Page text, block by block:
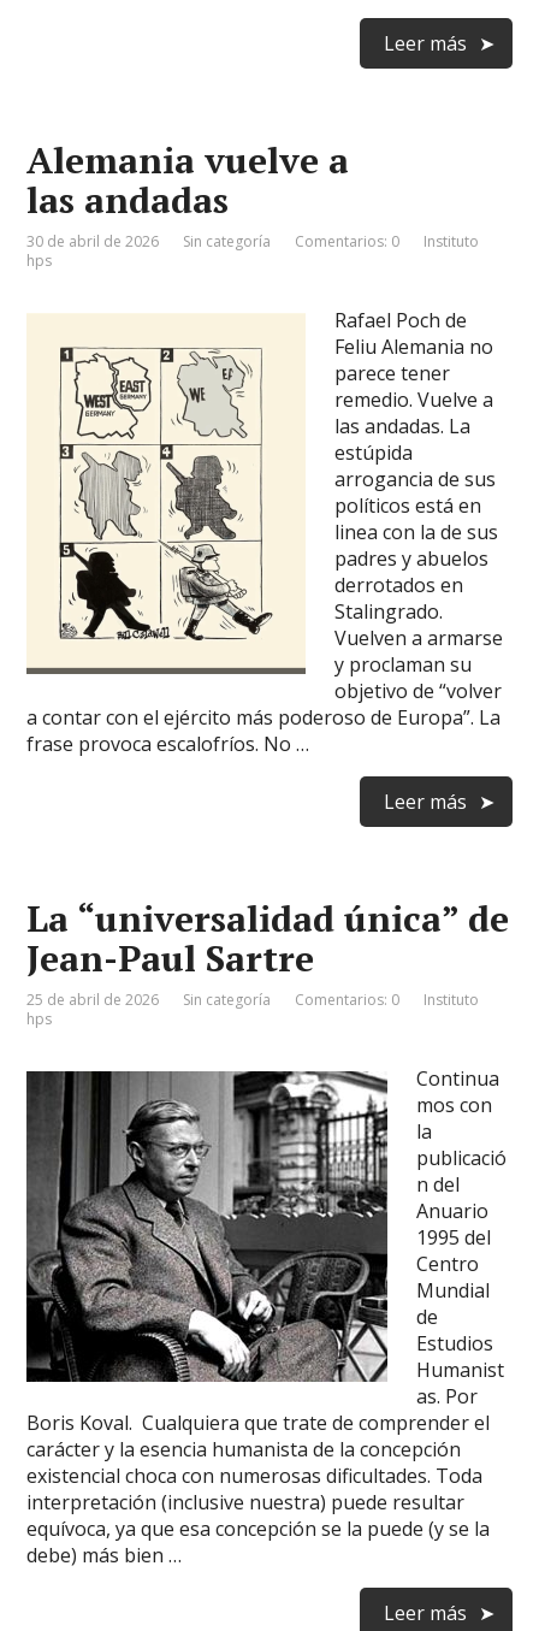
Leer más
Alemania vuelve a
las andadas
30 de abril de 2026 Sin categoría Comentarios: 0
Instituto
hps
Rafael Poch de
Feliu Alemania no
parece tener
remedio. Vuelve a
las andadas. La
estúpida
arrogancia de sus
políticos está en
linea con la de sus
padres y abuelos
derrotados en
Stalingrado.
Vuelven a armarse
y proclaman su
objetivo de “volver
a contar con el ejército más poderoso de Europa”. La
frase provoca escalofríos. No …
Leer más
La “universalidad única” de
Jean-Paul Sartre
25 de abril de 2026 Sin categoría Comentarios: 0
Instituto
hps
Continua
mos con
la
publicació
n del
Anuario
1995 del
Centro
Mundial
de
Estudios
Humanist
as. Por
Boris Koval. Cualquiera que trate de comprender el
carácter y la esencia humanista de la concepción
existencial choca con numerosas dificultades. Toda
interpretación (inclusive nuestra) puede resultar
equívoca, ya que esa concepción se la puede (y se la
debe) más bien …
Leer más